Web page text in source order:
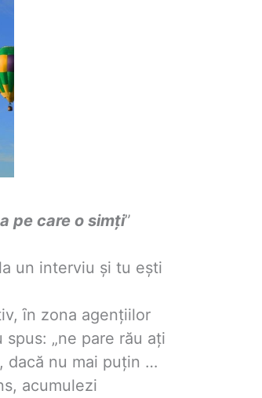
pe care o simți”
un interviu şi tu ești
ȋn zona agențiilor
„ne pare rău ați
dacă nu mai puțin …
acumulezi